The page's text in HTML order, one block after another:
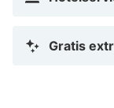
Gratis